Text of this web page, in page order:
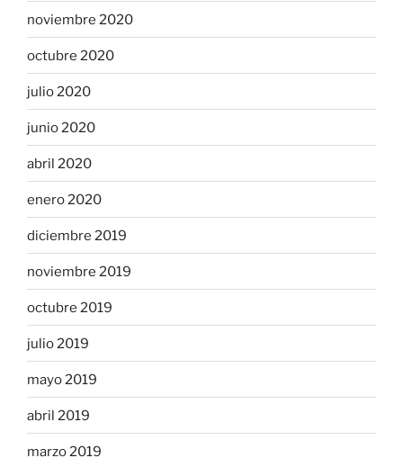
noviembre 2020
octubre 2020
julio 2020
junio 2020
abril 2020
enero 2020
diciembre 2019
noviembre 2019
octubre 2019
julio 2019
mayo 2019
abril 2019
marzo 2019